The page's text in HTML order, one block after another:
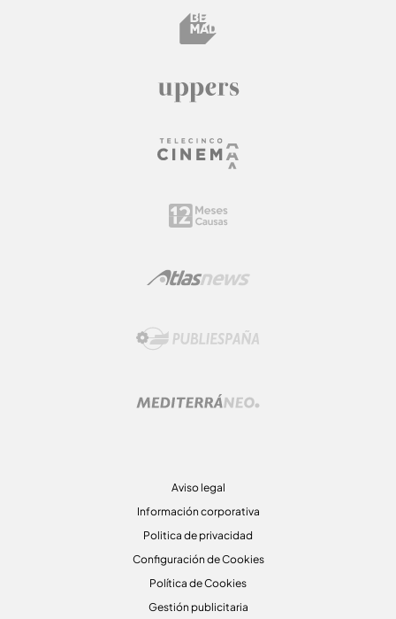
Aviso legal
Información corporativa
Politica de privacidad
Configuración de Cookies
Política de Cookies
Gestión publicitaria